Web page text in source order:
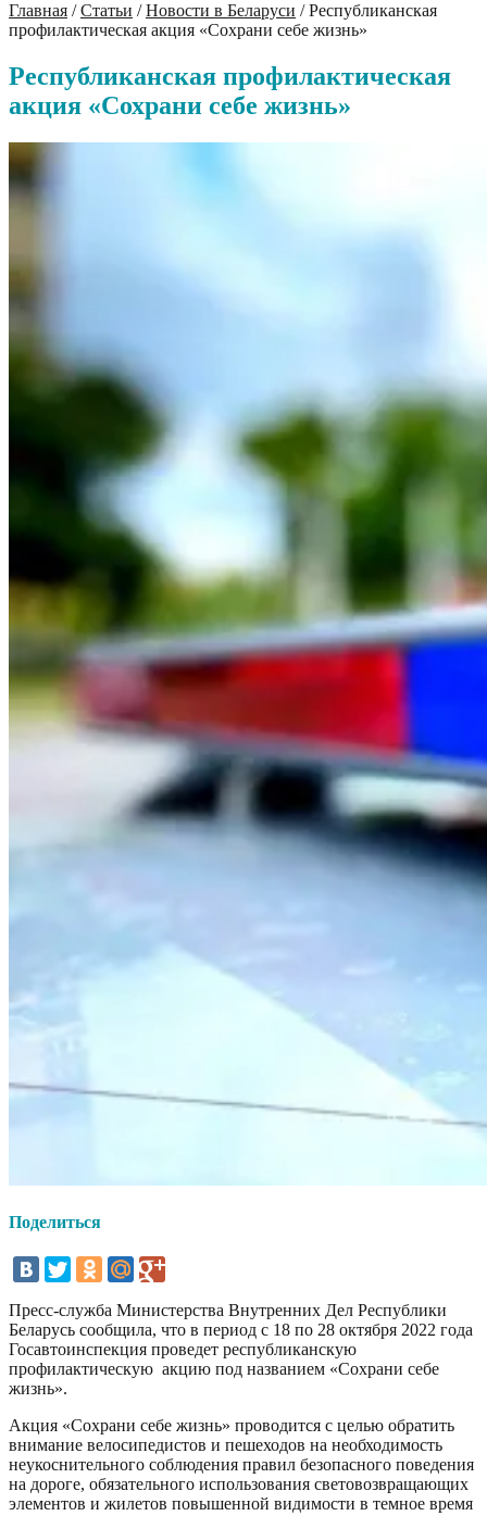
Главная /Статьи /Новости в Беларуси /Республиканская
профилактическая акция «Сохрани себе жизнь»
Республиканская профилактическая
акция «Сохрани себе жизнь»
Поделиться
Пресс-служба Министерства Внутренних Дел Республики
Беларусь сообщила, что в период с 18 по 28 октября 2022 года
Госавтоинспекция проведет республиканскую
профилактическую акцию под названием «Сохрани себе
жизнь».
Акция «Сохрани себе жизнь» проводится с целью обратить
внимание велосипедистов и пешеходов на необходимость
неукоснительного соблюдения правил безопасного поведения
на дороге, обязательного использования световозвращающих
элементов и жилетов повышенной видимости в темное время